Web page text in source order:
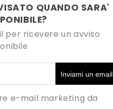
QUANDO SARA'
per ricevere un avviso
Inviami un email
e-mail marketing da